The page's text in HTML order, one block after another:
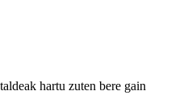
hartu zuten bere gain